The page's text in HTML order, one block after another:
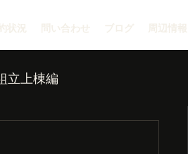
状況 問い合わせ ブログ 周辺情報
立上棟編